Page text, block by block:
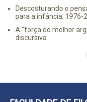
Descosturando o
para a infância, 1976-
A “força do melhor
discursiva